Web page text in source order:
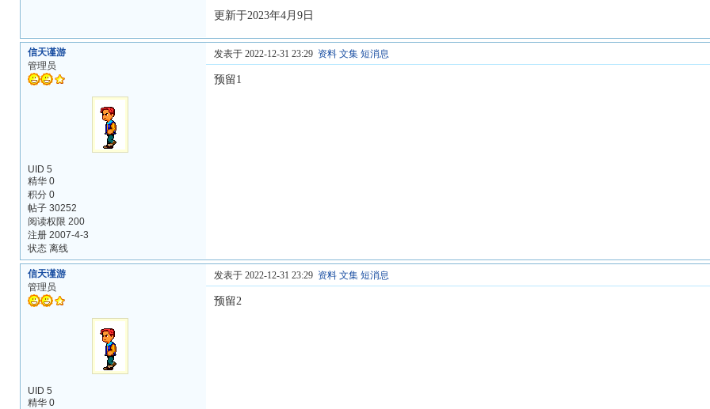
更新于2023年4月9日
信天谨游
管理员
UID 5
精华 0
积分 0
帖子 30252
阅读权限 200
注册 2007-4-3
状态 离线
发表于 2022-12-31 23:29 资料 文集 短消息
预留1
信天谨游
管理员
UID 5
精华 0
发表于 2022-12-31 23:29 资料 文集 短消息
预留2